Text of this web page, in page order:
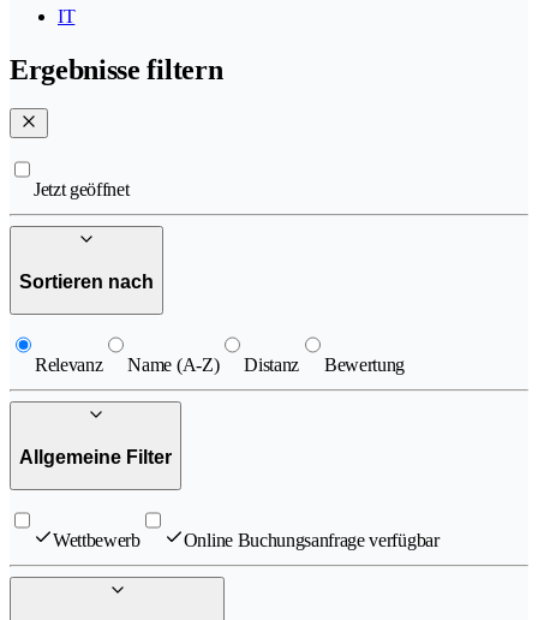
IT
Ergebnisse filtern
Jetzt geöffnet
Sortieren nach
Relevanz Name (A-Z) Distanz Bewertung
Allgemeine Filter
Wettbewerb Online Buchungsanfrage verfügbar